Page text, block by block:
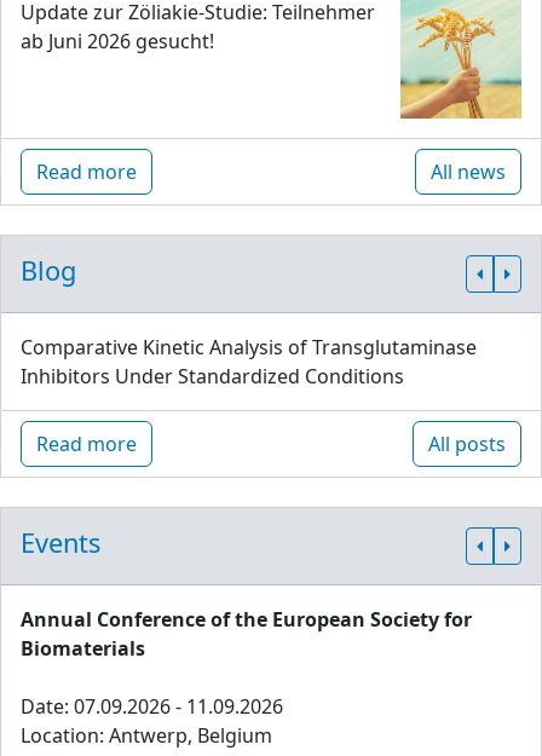
Update zur Zöliakie-Studie: Teilnehmer
ab Juni 2026 gesucht!
Read more All news
Blog
Comparative Kinetic Analysis of Transglutaminase
Inhibitors Under Standardized Conditions
Read more All posts
Events
Annual Conference of the European Society for
Biomaterials
Date: 07.09.2026 - 11.09.2026
Location: Antwerp, Belgium